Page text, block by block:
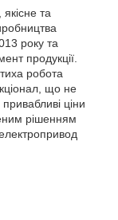
та
року та
продукції.
робота
що не
ціни
рішенням